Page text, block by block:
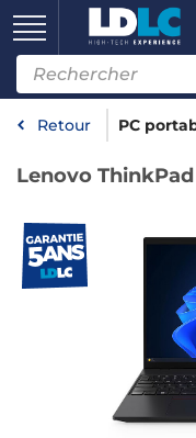
Retour PC
Lenovo ThinkPad